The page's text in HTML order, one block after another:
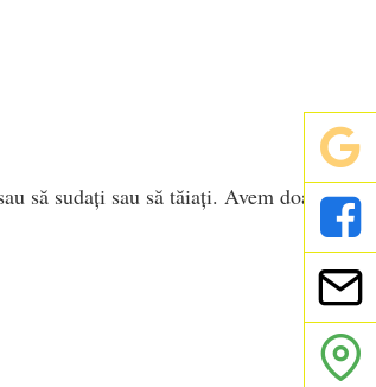
să sudaţi sau să tăiaţi. Avem doar